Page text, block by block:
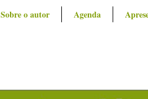
Sobre o autor Agenda